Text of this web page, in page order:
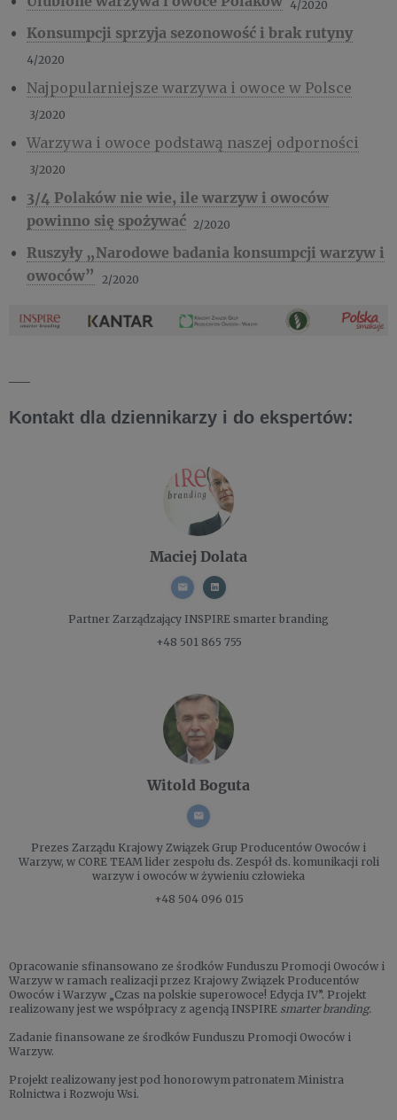
4/2020
Konsumpcji sprzyja sezonowość i brak rutyny
4/2020
Najpopularniejsze warzywa i owoce w Polsce
3/2020
Warzywa i owoce podstawą naszej odporności
3/2020
3/4 Polaków nie wie, ile warzyw i owoców
powinno się spożywać 2/2020
Ruszyły „Narodowe badania konsumpcji warzyw i
owoców”
2/2020
Kontakt dla dziennikarzy i do ekspertów:
Maciej Dolata
Partner Zarządzający INSPIRE smarter branding
+48 501 865 755
Witold Boguta
Prezes Zarządu Krajowy Związek Grup Producentów Owoców i
Warzyw, w CORE TEAM lider zespołu ds. Zespół ds. komunikacji roli
warzyw i owoców w żywieniu człowieka
+48 504 096 015
Opracowanie sfinansowano ze środków Funduszu Promocji Owoców i
Warzyw w ramach realizacji przez Krajowy Związek Producentów
Owoców i Warzyw „Czas na polskie superowoce! Edycja IV”. Projekt
realizowany jest we współpracy z agencją INSPIRE smarter branding.
Zadanie finansowane ze środków Funduszu Promocji Owoców i
Warzyw.
Projekt realizowany jest pod honorowym patronatem Ministra
Rolnictwa i Rozwoju Wsi.